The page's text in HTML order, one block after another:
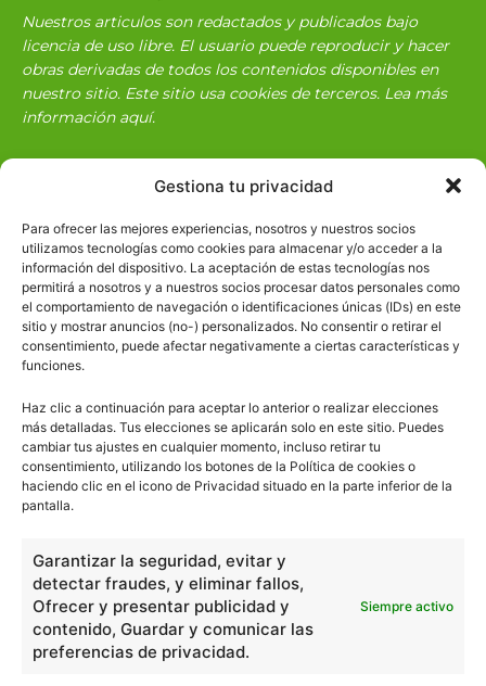
Gestiona tu privacidad
Para ofrecer las mejores experiencias, nosotros y nuestros socios
utilizamos tecnologías como cookies para almacenar y/o acceder a la
información del dispositivo. La aceptación de estas tecnologías nos
permitirá a nosotros y a nuestros socios procesar datos personales como
el comportamiento de navegación o identificaciones únicas (IDs) en este
sitio y mostrar anuncios (no-) personalizados. No consentir o retirar el
consentimiento, puede afectar negativamente a ciertas características y
funciones.
Haz clic a continuación para aceptar lo anterior o realizar elecciones
más detalladas. Tus elecciones se aplicarán solo en este sitio. Puedes
cambiar tus ajustes en cualquier momento, incluso retirar tu
consentimiento, utilizando los botones de la Política de cookies o
haciendo clic en el icono de Privacidad situado en la parte inferior de la
pantalla.
Garantizar la seguridad, evitar y
detectar fraudes, y eliminar fallos,
Ofrecer y presentar publicidad y
contenido, Guardar y comunicar las
preferencias de privacidad.
Siempre activo
Nuestros articulos son redactados y publicados bajo
licencia de uso libre. El usuario puede reproducir y hacer
obras derivadas de todos los contenidos disponibles en
nuestro sitio. Este sitio usa cookies de terceros. Lea más
información aquí.
Básico
1966
Ciencias
2072
Filosofía
226
Lengua
211
Tecnología
Varios
1185
Las formas del relieve y sus características
Números romanos